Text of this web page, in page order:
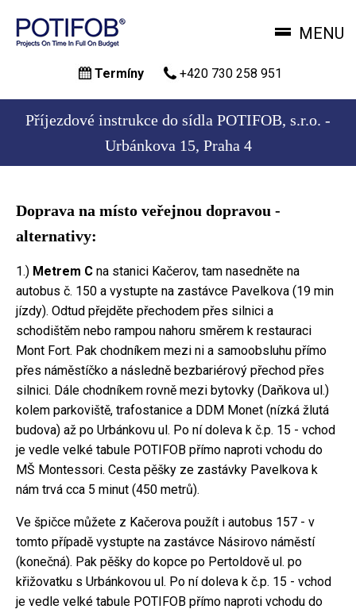
hlavnímu
obsahu
MENU
Termíny +420 730 258 951
Příjezdové instrukce do sídla POTIFOB, s.r.o. -
Urbánkova 15, Praha 4
Doprava na místo veřejnou dopravou -
alternativy:
1.) Metrem C na stanici Kačerov, tam nasedněte na
autobus č. 150 a vystupte na zastávce Pavelkova (19 min
jízdy). Odtud přejděte přechodem přes silnici a
schodištěm nebo rampou nahoru směrem k restauraci
Mont Fort. Pak chodníkem mezi ni a samoobsluhu přímo
přes náměstíčko a následně bezbariérový přechod přes
silnici. Dále chodníkem rovně mezi bytovky (Daňkova ul.)
kolem parkoviště, trafostanice a DDM Monet (nízká žlutá
budova) až po Urbánkovu ul. Po ní doleva k č.p. 15 - vchod
je vedle velké tabule POTIFOB přímo naproti vchodu do
MŠ Montessori. Cesta pěšky ze zastávky Pavelkova k
nám trvá cca 5 minut (450 metrů).
Ve špičce můžete z Kačerova použít i autobus 157 - v
tomto případě vystupte na zastávce Násirovo náměstí
(konečná). Pak pěšky do kopce po Pertoldově ul. po
křižovatku s Urbánkovou ul. Po ní doleva k č.p. 15 - vchod
je vedle velké tabule POTIFOB přímo naproti vchodu do